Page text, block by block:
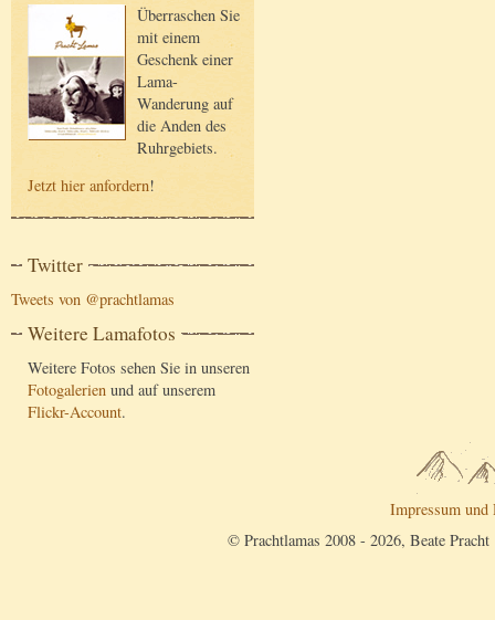
Überraschen Sie
mit einem
Geschenk einer
Lama-
Wanderung auf
die Anden des
Ruhrgebiets.
Jetzt hier anfordern!
Twitter
Tweets von @prachtlamas
Weitere Lamafotos
Weitere Fotos sehen Sie in unseren
Fotogalerien und auf unserem
Flickr-Account.
Impressum und
© Prachtlamas 2008 - 2026, Beate Pracht